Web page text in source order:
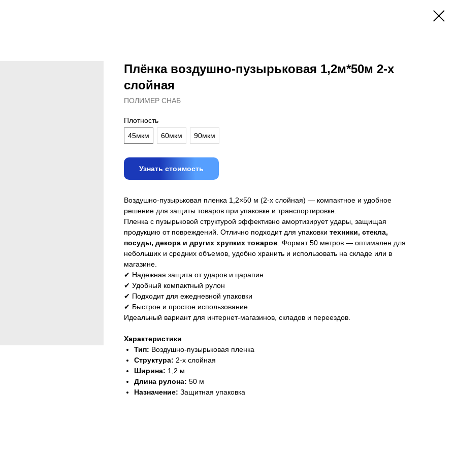
Плёнка воздушно-пузырьковая 1,2м*50м 2-х
слойная
ПОЛИМЕР СНАБ
Плотность
45мкм
60мкм 90мкм
Узнать стоимость
Воздушно-пузырьковая пленка 1,2×50 м (2-х слойная) — компактное и удобное
решение для защиты товаров при упаковке и транспортировке.
Пленка с пузырьковой структурой эффективно амортизирует удары, защищая
продукцию от повреждений. Отлично подходит для упаковки техники, стекла,
посуды, декора и других хрупких товаров. Формат 50 метров — оптимален для
небольших и средних объемов, удобно хранить и использовать на складе или в
магазине.
✔ Надежная защита от ударов и царапин
✔ Удобный компактный рулон
✔ Подходит для ежедневной упаковки
✔ Быстрое и простое использование
Идеальный вариант для интернет-магазинов, складов и переездов.
Характеристики
Тип: Воздушно-пузырьковая пленка
Структура: 2-х слойная
Ширина: 1,2 м
Длина рулона: 50 м
Назначение: Защитная упаковка